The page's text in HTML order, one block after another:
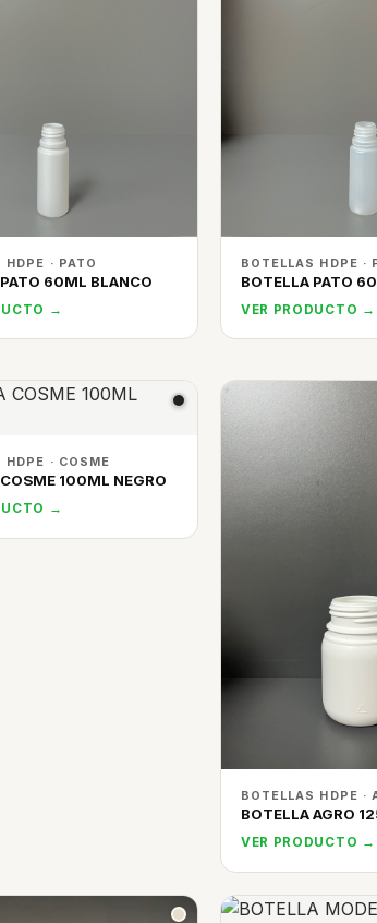
HDPE · PATO
60ML BLANCO
→
BOTELLAS HDPE ·
BOTELLA PATO
VER PRODUCTO →
HDPE · COSME
100ML NEGRO
→
BOTELLAS HDPE ·
BOTELLA AGRO
VER PRODUCTO →